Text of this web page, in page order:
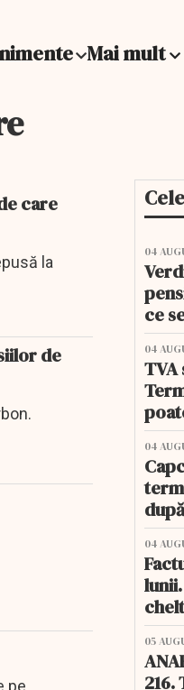
Mai mult
care
la
de
pe
04
ce
04
04
04
05
216.